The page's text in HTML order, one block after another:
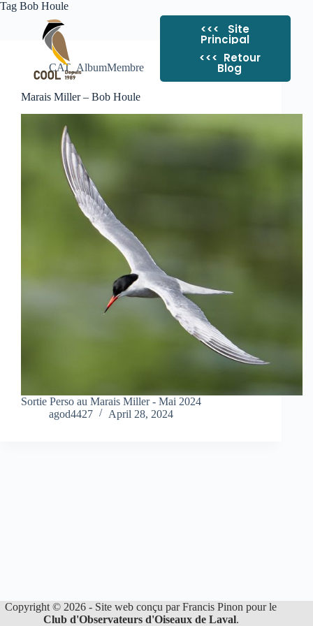
<<< Site
Principal
<<< ​ Retour
Blog
Tag Bob Houle
CAT_AlbumMembre
Marais Miller – Bob Houle
Sortie Perso au Marais Miller - Mai 2024
agod4427
April 28, 2024
Copyright © 2026 - Site web conçu par Francis Pinon pour le
Club d'Observateurs d'Oiseaux de Laval.